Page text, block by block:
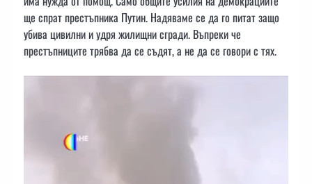
ще спрат престъпника Путин. Надяваме се да го питат защо
убива цивилни и удря жилищни сгради. Въпреки че
престъпниците трябва да се съдят, а не да се говори с тях.